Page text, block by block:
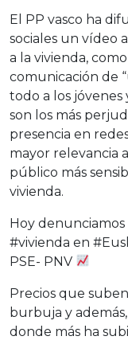
El PP vasco ha
sociales un vídeo
a la vivienda,
comunicación de
todo a los jóvenes
son los más
presencia en
mayor relevancia
público más
vivienda.
Hoy
#vivienda en
PSE- PNV
Precios que
burbuja y
donde más ha